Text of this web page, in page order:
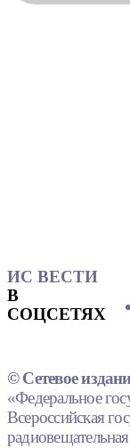
ИС ВЕСТИ
В
СОЦСЕТЯХ
© Сетевое
«Федеральное
Всероссийская